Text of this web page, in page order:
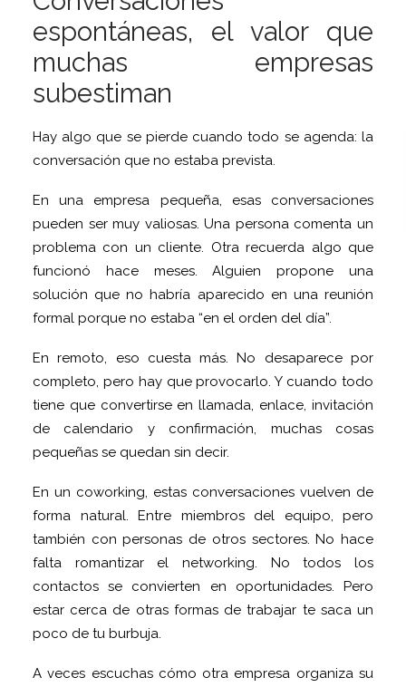
espontáneas, el valor que
muchas empresas
subestiman
Hay algo que se pierde cuando todo se agenda: la
conversación que no estaba prevista.
En una empresa pequeña, esas conversaciones
pueden ser muy valiosas. Una persona comenta un
problema con un cliente. Otra recuerda algo que
funcionó hace meses. Alguien propone una
solución que no habría aparecido en una reunión
formal porque no estaba “en el orden del día”.
En remoto, eso cuesta más. No desaparece por
completo, pero hay que provocarlo. Y cuando todo
tiene que convertirse en llamada, enlace, invitación
de calendario y confirmación, muchas cosas
pequeñas se quedan sin decir.
En un coworking, estas conversaciones vuelven de
forma natural. Entre miembros del equipo, pero
también con personas de otros sectores. No hace
falta romantizar el networking. No todos los
contactos se convierten en oportunidades. Pero
estar cerca de otras formas de trabajar te saca un
poco de tu burbuja.
A veces escuchas cómo otra empresa organiza su